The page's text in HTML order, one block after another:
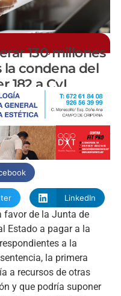
favor de CyL
130 millones
la condena del
182 a CyL
LinkedIn
favor de la Junta de
Estado a pagar a la
a la
la primera
a recursos de otras
y que podría suponer